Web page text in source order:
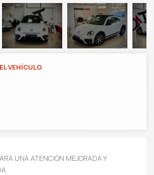
Next
VEHÍCULO
UNA ATENCIÓN MEJORADA Y